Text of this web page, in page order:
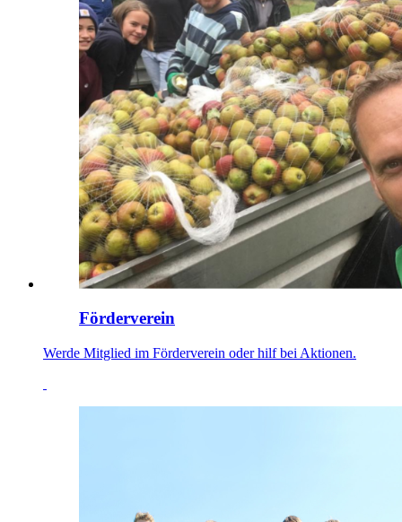
Förderverein
Werde Mitglied im Förderverein oder hilf bei Aktionen.